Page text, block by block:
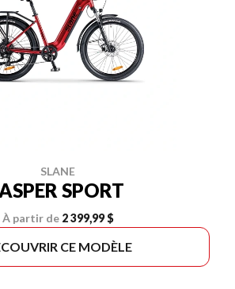
SLANE
SPORT
À partir de 2 399,99 $
CE MODÈLE